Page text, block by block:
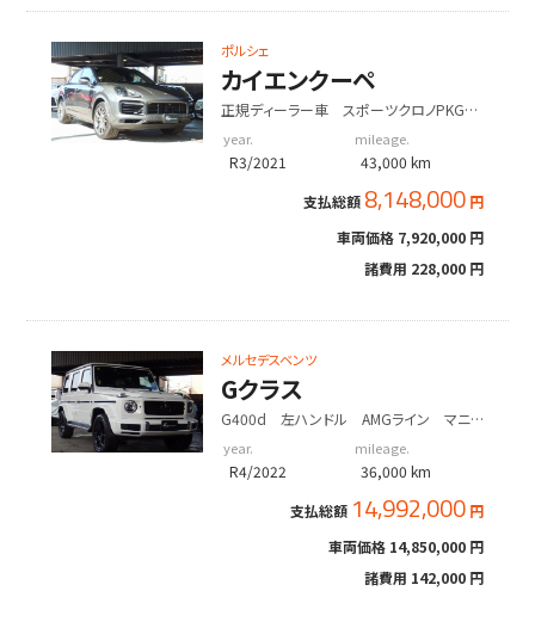
ポルシェ
カイエンクーペ
正規ディーラー車 スポーツクロノPKG
year.
R3/2021
mileage.
43,000 km
支払総額 8,148,000 円
車両価格 7,920,000 円
諸費用 228,000 円
メルセデスベンツ
Gクラス
G400d 左ハンドル AMGライン マニュ
year.
R4/2022
mileage.
36,000 km
支払総額 14,992,000 円
車両価格 14,850,000 円
諸費用 142,000 円